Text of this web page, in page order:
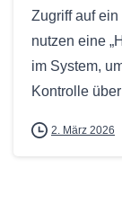
Zugriff auf
nutzen eine
im System,
Kontrolle
2. März 2026